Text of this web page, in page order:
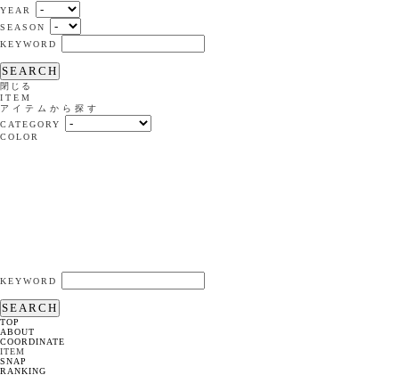
YEAR
SEASON
KEYWORD
SEARCH
閉じる
ITEM
アイテムから探す
CATEGORY
COLOR
KEYWORD
SEARCH
TOP
ABOUT
COORDINATE
ITEM
SNAP
RANKING